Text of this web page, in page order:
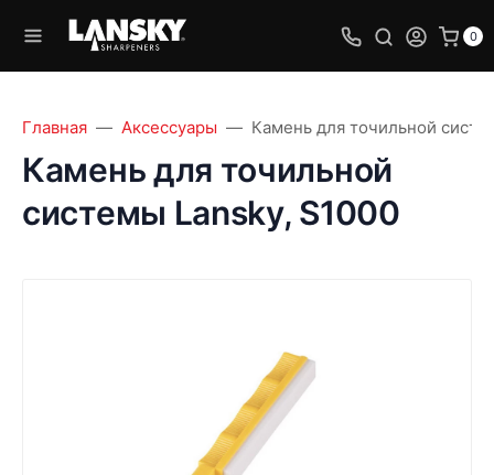
0
Главная Аксессуары Камень для точильной
Камень для точильной
системы Lansky, S1000